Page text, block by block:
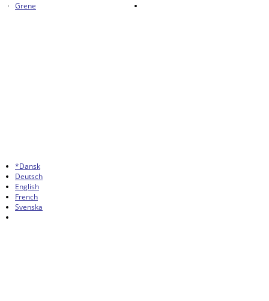
Grene
*Dansk
Deutsch
English
French
Svenska